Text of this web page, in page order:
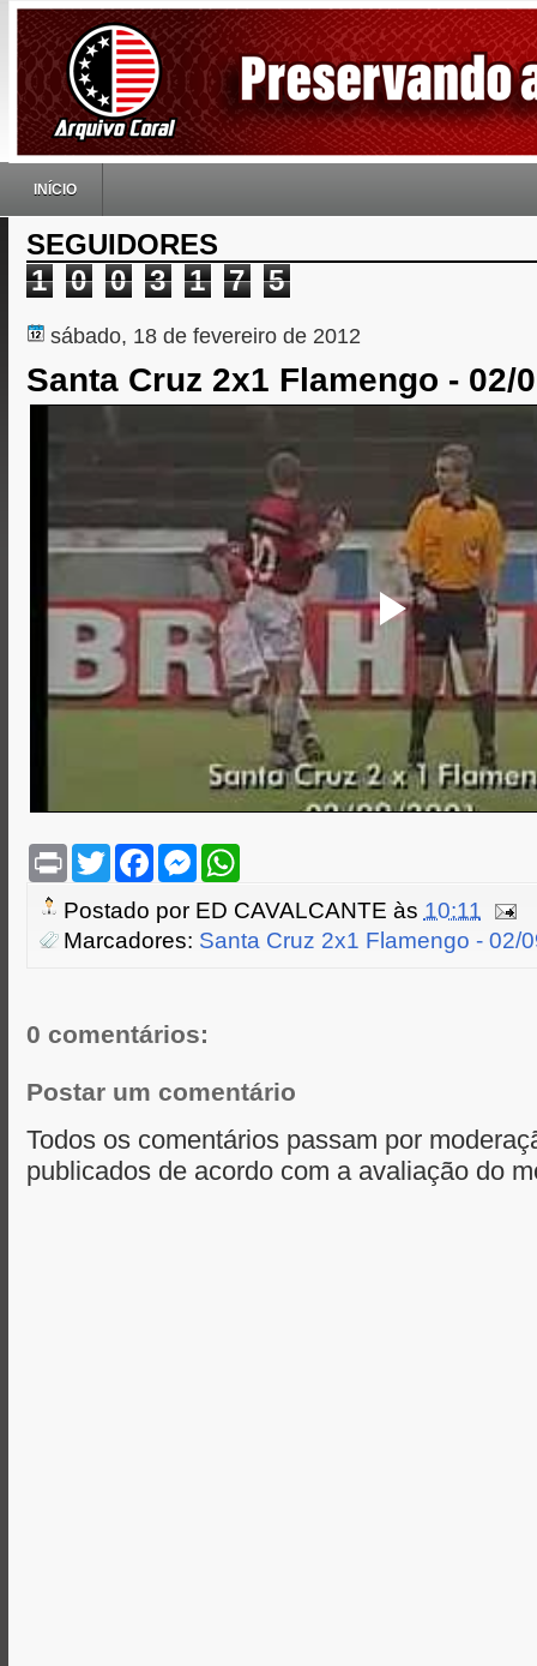
INÍCIO
SEGUIDORES
1
0 0 3 1 7 5
sábado, 18 de fevereiro de 2012
Santa Cruz 2x1 Flamengo - 02/
P
n
t
T
w
t
e
F
e
b
o
M
s
e
n
W
t
s
A
Postado por ED CAVALCANTE às 10:11
Marcadores: Santa Cruz 2x1 Flamengo - 02/
0 comentários:
Postar um comentário
Todos os comentários passam por
publicados de acordo com a avaliação do